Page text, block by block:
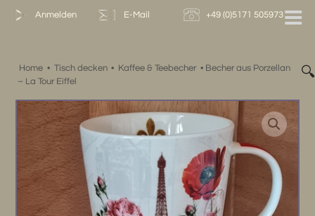
Zum
Anmelden E-Mail +49 (0)5171 505973
Home • Tisch decken • Kaffee & Teebecher • Becher aus Porzellan
– La Tour Eiffel
🔍